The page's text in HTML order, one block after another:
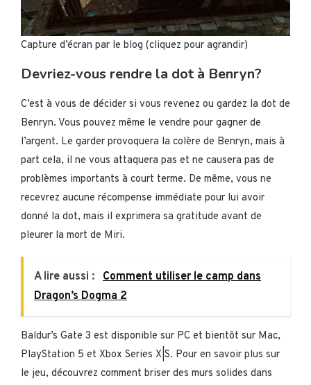
Capture d’écran par le blog (cliquez pour agrandir)
Devriez-vous rendre la dot à Benryn?
C’est à vous de décider si vous revenez ou gardez la dot de
Benryn. Vous pouvez même le vendre pour gagner de
l’argent. Le garder provoquera la colère de Benryn, mais à
part cela, il ne vous attaquera pas et ne causera pas de
problèmes importants à court terme. De même, vous ne
recevrez aucune récompense immédiate pour lui avoir
donné la dot, mais il exprimera sa gratitude avant de
pleurer la mort de Miri.
A lire aussi : Comment utiliser le camp dans
Dragon’s Dogma 2
Baldur’s Gate 3 est disponible sur PC et bientôt sur Mac,
PlayStation 5 et Xbox Series X|S. Pour en savoir plus sur
le jeu, découvrez comment briser des murs solides dans